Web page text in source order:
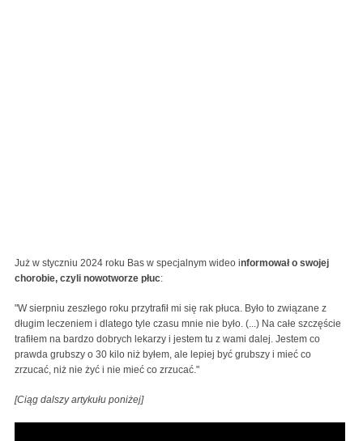
Już w styczniu 2024 roku Bas w specjalnym wideo informował o swojej
chorobie, czyli nowotworze płuc:
"W sierpniu zeszłego roku przytrafił mi się rak płuca. Było to związane z
długim leczeniem i dlatego tyle czasu mnie nie było. (...) Na całe szczęście
trafiłem na bardzo dobrych lekarzy i jestem tu z wami dalej. Jestem co
prawda grubszy o 30 kilo niż byłem, ale lepiej być grubszy i mieć co
zrzucać, niż nie żyć i nie mieć co zrzucać."
[Ciąg dalszy artykułu poniżej]